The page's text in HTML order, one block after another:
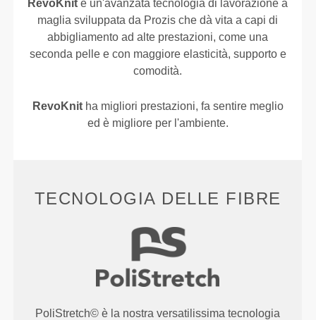
RevoKnit è un'avanzata tecnologia di lavorazione a
maglia sviluppata da Prozis che dà vita a capi di
abbigliamento ad alte prestazioni, come una
seconda pelle e con maggiore elasticità, supporto e
comodità.
RevoKnitha migliori prestazioni, fa sentire meglio
ed è migliore per l'ambiente.
TECNOLOGIA DELLE FIBRE
PoliStretch© è la nostra versatilissima tecnologia